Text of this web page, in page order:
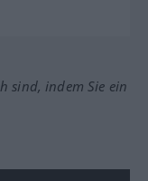
sind, indem Sie ein